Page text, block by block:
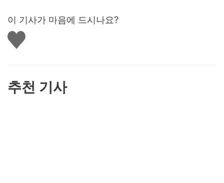
이 기사가 마음에 드시나요?
좋
아
추천 기사